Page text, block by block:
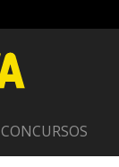
CONCURSOS